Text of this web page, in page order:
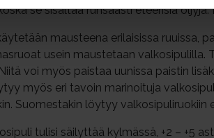
se sisältää runsaasti eteerisiä
mausteena erilaisissa ruuissa,
usein maustetaan
voi myös paistaa uunissa paistin
myös eri tavoin marinoituja
Suomestakin löytyy
tulisi säilyttää kylmässä, +2 – +5